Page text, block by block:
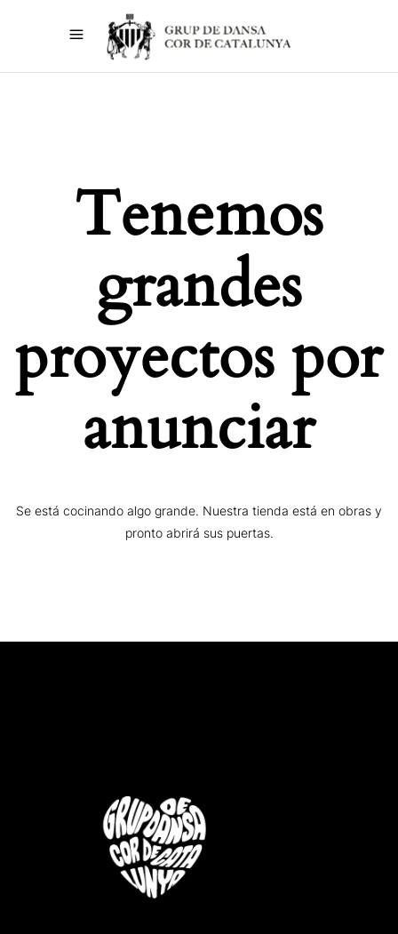
Tenemos
grandes
proyectos por
anunciar
Se está cocinando algo grande. Nuestra tienda está en obras y
pronto abrirá sus puertas.